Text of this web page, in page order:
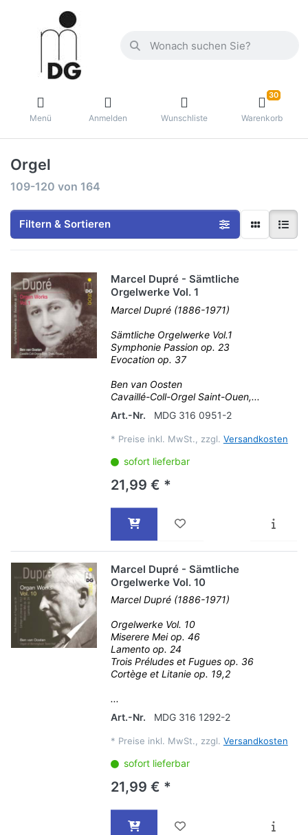
Menü Anmelden Wunschliste
30
Warenkorb
Orgel
109-120 von 164
Filtern & Sortieren
Marcel Dupré - Sämtliche
Orgelwerke Vol. 1
Marcel Dupré (1886-1971)
Sämtliche Orgelwerke Vol.1
Symphonie Passion op. 23
Evocation op. 37
Ben van Oosten
Cavaillé-Coll-Orgel Saint-Ouen,...
Art.-Nr.
MDG 316 0951-2
* Preise inkl. MwSt., zzgl. Versandkosten
sofort lieferbar
21,99 € *
Marcel Dupré - Sämtliche
Orgelwerke Vol. 10
Marcel Dupré (1886-1971)
Orgelwerke Vol. 10
Miserere Mei op. 46
Lamento op. 24
Trois Préludes et Fugues op. 36
Cortège et Litanie op. 19,2
...
Art.-Nr.
MDG 316 1292-2
* Preise inkl. MwSt., zzgl. Versandkosten
sofort lieferbar
21,99 € *